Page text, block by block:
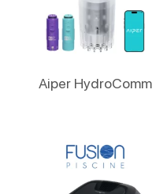
Aiper HydroComm